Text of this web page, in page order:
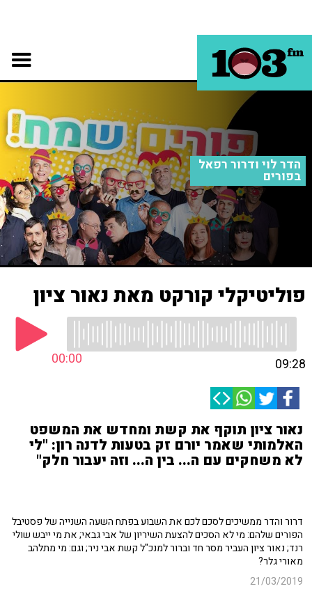
הדר לוי ודרור רפאל
בפורים
פוליטיקלי קורקט מאת נאור ציון
00:00 09:28
נאור ציון תוקף את קשת ומחדש את המשפט
האלמותי שאמר יורם זק בטעות לדנה רון: "לי
לא משחקים עם ה... בין ה... וזה יעבור חלק"
דרור והדר ממשיכים לסכם לכם את השבוע בפתח השעה השנייה של פסטיבל
הפורים שלהם: מי לא הסכים להצעת השיריון של אבי גבאי; את מי ייבש שולי
רנד; נאור ציון העביר מסר חד וברור למנכ"ל קשת אבי ניר; וגם: מי מתלהב
מאורי גלר?
21/03/2019